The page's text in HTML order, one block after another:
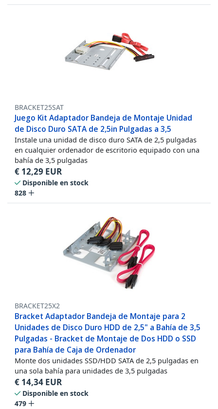
BRACKET25SAT
Juego Kit Adaptador Bandeja de Montaje Unidad
de Disco Duro SATA de 2,5in Pulgadas a 3,5
Instale una unidad de disco duro SATA de 2,5 pulgadas
en cualquier ordenador de escritorio equipado con una
bahía de 3,5 pulgadas
€ 12,29 EUR
Disponible en stock
828
BRACKET25X2
Bracket Adaptador Bandeja de Montaje para 2
Unidades de Disco Duro HDD de 2,5" a Bahía de 3,5
Pulgadas - Bracket de Montaje de Dos HDD o SSD
para Bahía de Caja de Ordenador
Monte dos unidades SSD/HDD SATA de 2,5 pulgadas en
una sola bahía para unidades de 3,5 pulgadas
€ 14,34 EUR
Disponible en stock
479